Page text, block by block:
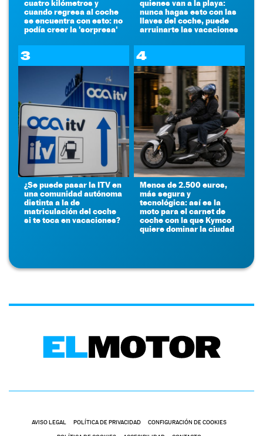
cuatro kilómetros y
cuando regresa al coche
se encuentra con esto: no
podía creer la 'sorpresa'
quienes van a la playa:
nunca hagas esto con las
llaves del coche, puede
arruinarte las vacaciones
3
¿Se puede pasar la ITV en
una comunidad autónoma
distinta a la de
matriculación del coche
si te toca en vacaciones?
4
Menos de 2.500 euros,
más segura y
tecnológica: así es la
moto para el carnet de
coche con la que Kymco
quiere dominar la ciudad
AVISO LEGAL POLÍTICA DE PRIVACIDAD CONFIGURACIÓN DE COOKIES